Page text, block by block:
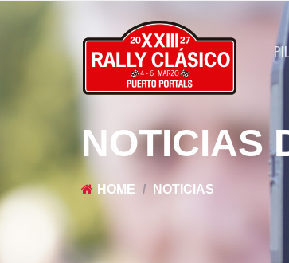
NOTICIAS
HOME NOTICIAS